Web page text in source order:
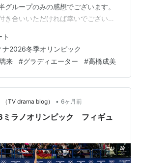
グループのみの感想でございます。
き合いいただければ幸いでございま
続はラストが跳べなかったしスロー
らえたジャンプで2本目はかなり乱
さんの怪我の調子がよくないのだろ
開催へのプレッシャーか。 ミスは目
カルーソーのプログラムすごく素敵
ックでとても…
ナ2026冬季オリンピック
来 #グラディエーター #高橋成美
TV drama blog） • 6ヶ月前
ミラノオリンピック フィギュ